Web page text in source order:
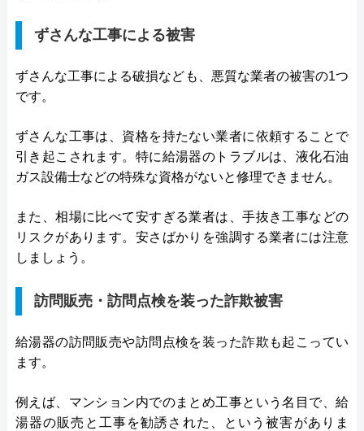
ずさんな工事による被害
ずさんな工事による破損なども、悪質な業者の被害の1つ
です。
ずさんな工事は、資格を持たない業者に依頼することで
引き起こされます。特に給湯器のトラブルは、液化石油
ガス設備士などの特殊な資格がないと修理できません。
また、相場に比べて安すぎる業者は、手抜き工事などの
リスクがあります。安さばかりを強調する業者には注意
しましょう。
訪問販売・訪問点検を装った詐欺被害
給湯器の訪問販売や訪問点検を装った詐欺も起こってい
ます。
例えば、マンション内でのまとめ工事という名目で、給
湯器の販売と工事を勧誘された、という被害がありま